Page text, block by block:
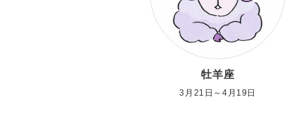
牡羊座
3月21日～4月19日